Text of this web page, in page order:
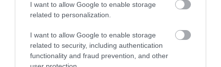
I want to allow Google to enable storage
related to personalization.
I want to allow Google to enable storage
related to security, including authentication
functionality and fraud prevention, and other